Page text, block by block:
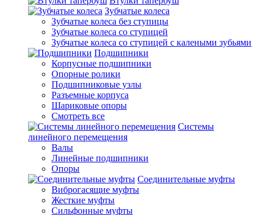
Зубчатые колеса
Зубчатые колеса без ступицы
Зубчатые колеса со ступицей
Зубчатые колеса со ступицей с калеными зубьями
Подшипники
Корпусные подшипники
Опорные ролики
Подшипниковые узлы
Разъемные корпуса
Шариковые опоры
Смотреть все
Системы
линейного перемещения
Валы
Линейные подшипники
Опоры
Соединительные муфты
Виброгасящие муфты
Жесткие муфты
Сильфонные муфты